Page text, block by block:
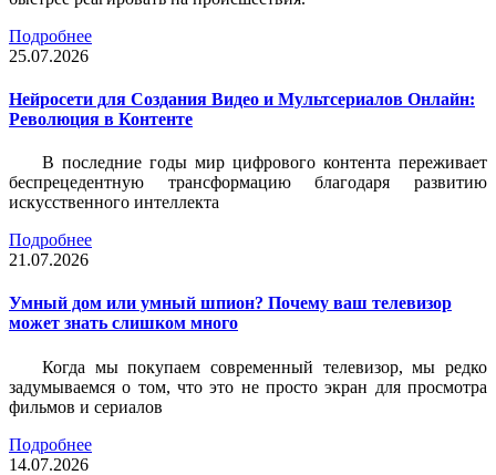
Подробнее
25.07.2026
Нейросети для Создания Видео и Мультсериалов Онлайн:
Революция в Контенте
В последние годы мир цифрового контента переживает
беспрецедентную трансформацию благодаря развитию
искусственного интеллекта
Подробнее
21.07.2026
Умный дом или умный шпион? Почему ваш телевизор
может знать слишком много
Когда мы покупаем современный телевизор, мы редко
задумываемся о том, что это не просто экран для просмотра
фильмов и сериалов
Подробнее
14.07.2026